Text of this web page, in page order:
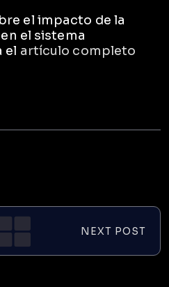
el impacto de la
el sistema
el artículo completo
NEXT POST